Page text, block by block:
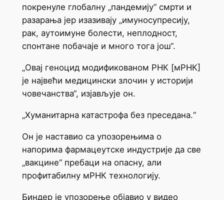
покренуле глобалну „пандемију“ смрти и
разарања јер изазивају „имуносупресију,
рак, аутоимуне болести, неплодност,
спонтане побачаје и много тога још“.
„Овај геноцид модификованом РНК [мРНК]
је највећи медицински злочин у историји
човечанства“, изјављује он.
„Хуманитарна катастрофа без преседана.“
Он је наставио са упозорењима о
напорима фармацеутске индустрије да све
„вакцине“ пребаци на опасну, али
профитабилну мРНК технологију.
Биндер је упозорење објавио у видео